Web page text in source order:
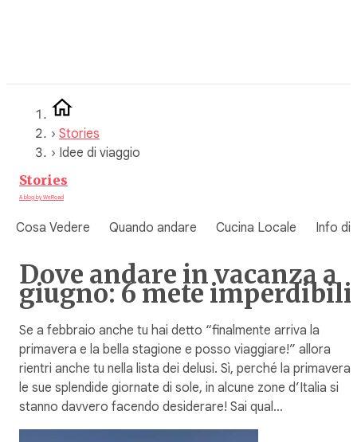
› Stories
› Idee di viaggio
Stories
A blog by WeRoad
Cosa Vedere Quando andare Cucina Locale Info di
Dove andare in vacanza a
giugno: 6 mete imperdibili
Se a febbraio anche tu hai detto “finalmente arriva la
primavera e la bella stagione e posso viaggiare!” allora
rientri anche tu nella lista dei delusi. Sì, perché la primavera
le sue splendide giornate di sole, in alcune zone d’Italia si
stanno davvero facendo desiderare! Sai qual…